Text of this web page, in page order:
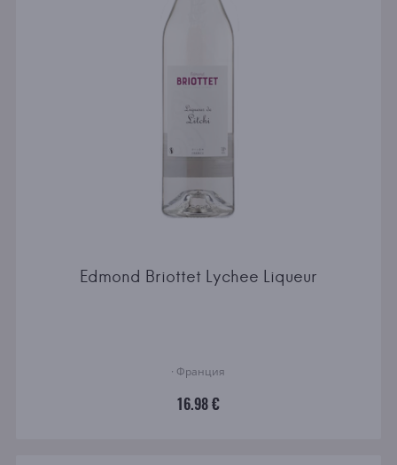
Edmond Briottet Lychee Liqueur
· Франция
16.98 €